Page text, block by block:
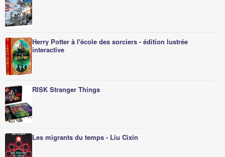
Herry Potter à l'école des sorciers - édition lustrée
interactive
RISK Stranger Things
Les migrants du temps - Liu Cixin